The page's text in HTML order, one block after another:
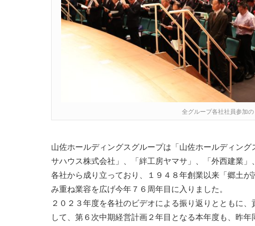
全グループ各社社員参加
山佐ホールディングスグループは「山佐ホールディン
サハウス株式会社」、「絆工房ヤマサ」、「外西建業
各社から成り立っており、１９４８年創業以来「郷土
み重ね業容を広げ今年７６周年目に入りました。
２０２３年度を各社のビデオによる振り返りとともに
して、第６次中期経営計画２年目となる本年度も、昨